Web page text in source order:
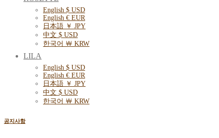
English $ USD
English € EUR
日本語 ￥ JPY
中文 $ USD
한국어 ￦ KRW
LILA
English $ USD
English € EUR
日本語 ￥ JPY
中文 $ USD
한국어 ￦ KRW
공지사항